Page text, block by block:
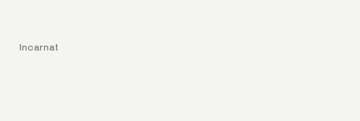
Incarnat